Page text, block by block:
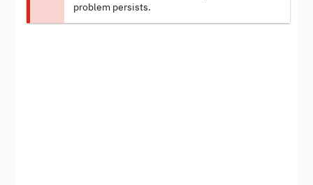
problem persists.